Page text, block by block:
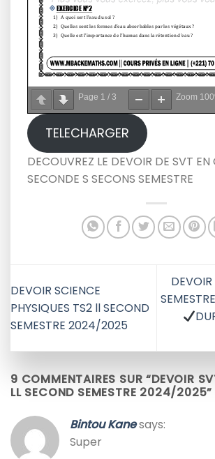
Page 1 / 3 Zoom
TELECHARGER
DECOUVREZ LE DEVOIR DE SVT EN
SECONDE S SECONS SEMESTRE
DEVOIR SCIENCE
PHYSIQUES TS2 ll SECOND
SEMESTRE 2024/2025
SEMESTRE
9 COMMENTAIRES SUR “DEVOIR
LL SECOND SEMESTRE 2024/2025”
Bintou Kanesays:
Super